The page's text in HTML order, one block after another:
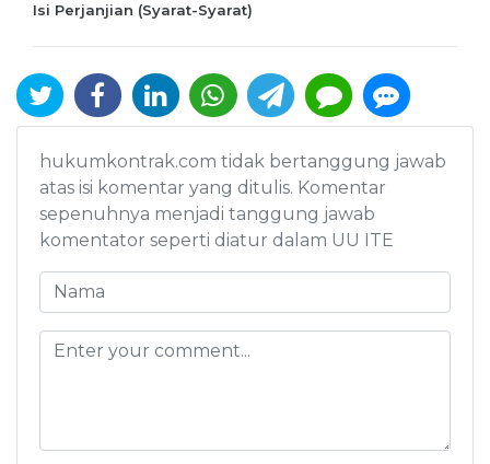
Isi Perjanjian (Syarat-Syarat)
hukumkontrak.com tidak bertanggung jawab
atas isi komentar yang ditulis. Komentar
sepenuhnya menjadi tanggung jawab
komentator seperti diatur dalam UU ITE